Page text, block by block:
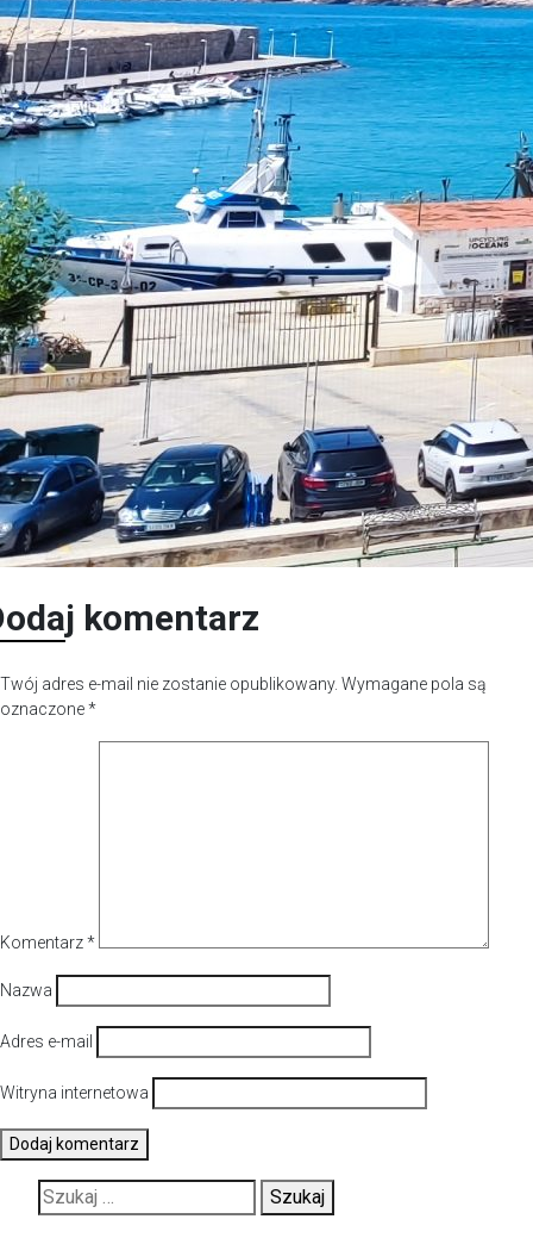
komentarz
Twój adres e-mail nie zostanie opublikowany. Wymagane pola są
oznaczone*
Komentarz*
Nazwa
Adres e-mail
Witryna internetowa
Szukaj: